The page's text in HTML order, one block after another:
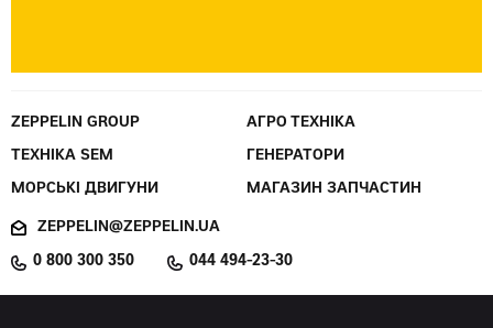
ZEPPELIN GROUP АГРО ТЕХНІКА
ТЕХНІКА SEM ГЕНЕРАТОРИ
МОРСЬКІ ДВИГУНИ МАГАЗИН ЗАПЧАСТИН
ZEPPELIN@ZEPPELIN.UA
0 800 300 350 044 494-23-30